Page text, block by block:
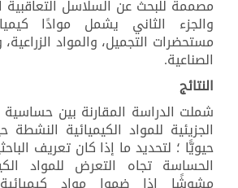
مصممة للبحث عن السلاسل التعاقبية
والجزء الثاني يشمل موادًا
مستحضرات التجميل، والمواد الزراعية،
الصناعية.
النتائج
شملت الدراسة المقارنة بين حساسية
الجزيئية للمواد الكيميائية النشطة
حيويًّا ؛ لتحديد ما إذا كان تعريف
الحساسة تجاه التعرض للمواد